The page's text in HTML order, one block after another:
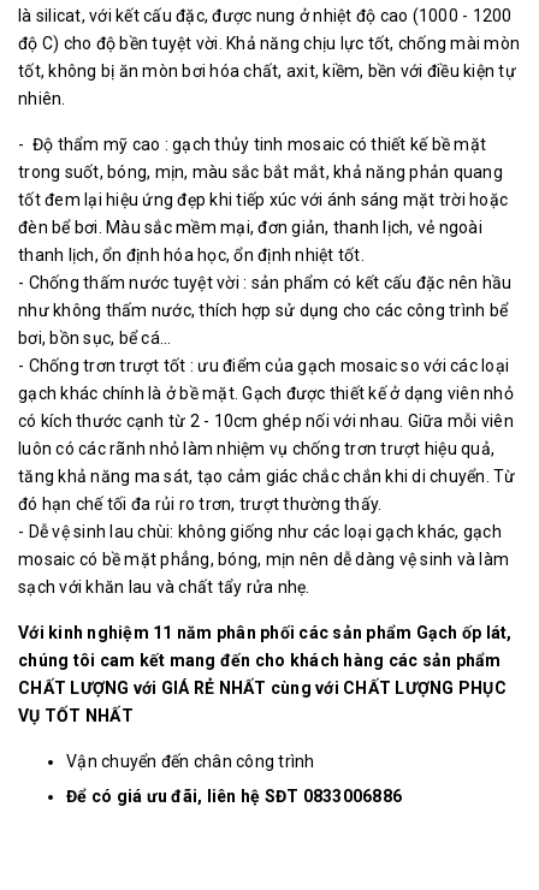
là silicat, với kết cấu đặc, được nung ở nhiệt độ cao (1000 - 1200
độ C) cho độ bền tuyệt vời. Khả năng chịu lực tốt, chống mài mòn
tốt, không bị ăn mòn bơi hóa chất, axit, kiềm, bền với điều kiện tự
nhiên.
- Độ thẩm mỹ cao : gạch thủy tinh mosaic có thiết kế bề mặt
trong suốt, bóng, mịn, màu sắc bắt mắt, khả năng phản quang
tốt đem lại hiệu ứng đẹp khi tiếp xúc với ánh sáng mặt trời hoặc
đèn bể bơi. Màu sắc mềm mại, đơn giản, thanh lịch, vẻ ngoài
thanh lịch, ổn định hóa học, ổn định nhiệt tốt.
- Chống thấm nước tuyệt vời : sản phẩm có kết cấu đặc nên hầu
như không thấm nước, thích hợp sử dụng cho các công trình bể
bơi, bồn sục, bể cá...
- Chống trơn trượt tốt : ưu điểm của gạch mosaic so với các loại
gạch khác chính là ở bề mặt. Gạch được thiết kế ở dạng viên nhỏ
có kích thước cạnh từ 2 - 10cm ghép nối với nhau. Giữa mỗi viên
luôn có các rãnh nhỏ làm nhiệm vụ chống trơn trượt hiệu quả,
tăng khả năng ma sát, tạo cảm giác chắc chắn khi di chuyển. Từ
đó hạn chế tối đa rủi ro trơn, trượt thường thấy.
- Dễ vệ sinh lau chùi: không giống như các loại gạch khác, gạch
mosaic có bề mặt phẳng, bóng, mịn nên dễ dàng vệ sinh và làm
sạch với khăn lau và chất tẩy rửa nhẹ.
Với kinh nghiệm 11 năm phân phối các sản phẩm Gạch ốp lát,
chúng tôi cam kết mang đến cho khách hàng các sản phẩm
CHẤT LƯỢNG với GIÁ RẺ NHẤT cùng với CHẤT LƯỢNG PHỤC
VỤ TỐT NHẤT
Vận chuyển đến chân công trình
Để có giá ưu đãi, liên hệ SĐT 0833006886